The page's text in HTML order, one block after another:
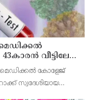
വീട്ടിലേക്ക്
മെഡിക്കൽ കോളേജ്
സ്വദേശിയായ